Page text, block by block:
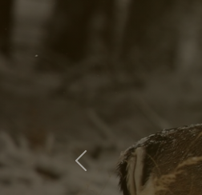
Előző